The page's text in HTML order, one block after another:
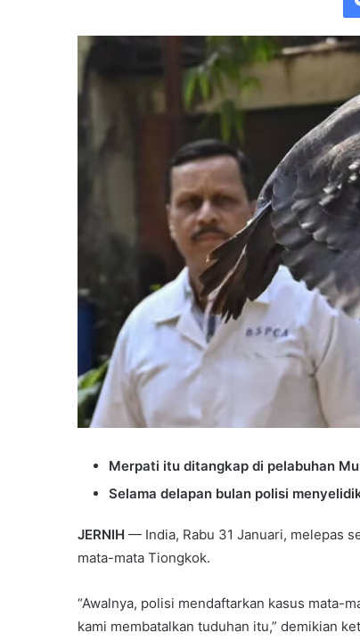
Merpati itu ditangkap di pelabuhan
Selama delapan bulan polisi
JERNIH — India, Rabu 31 Januari, melepas
mata-mata Tiongkok.
“Awalnya, polisi mendaftarkan kasus mata-
kami membatalkan tuduhan itu,” demikian